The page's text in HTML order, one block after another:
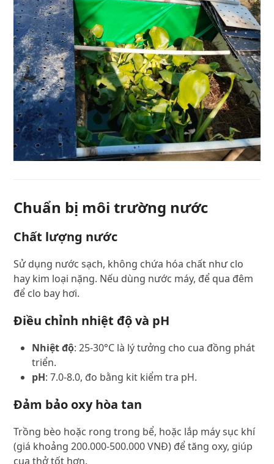
Chuẩn bị môi trường nước
Chất lượng nước
Sử dụng nước sạch, không chứa hóa chất như clo
hay kim loại nặng. Nếu dùng nước máy, để qua đêm
để clo bay hơi.
Điều chỉnh nhiệt độ và pH
Nhiệt độ: 25-30°C là lý tưởng cho cua đồng phát
triển.
pH: 7.0-8.0, đo bằng kit kiểm tra pH.
Đảm bảo oxy hòa tan
Trồng bèo hoặc rong trong bể, hoặc lắp máy sục khí
(giá khoảng 200.000-500.000 VNĐ) để tăng oxy, giúp
cua thở tốt hơn.